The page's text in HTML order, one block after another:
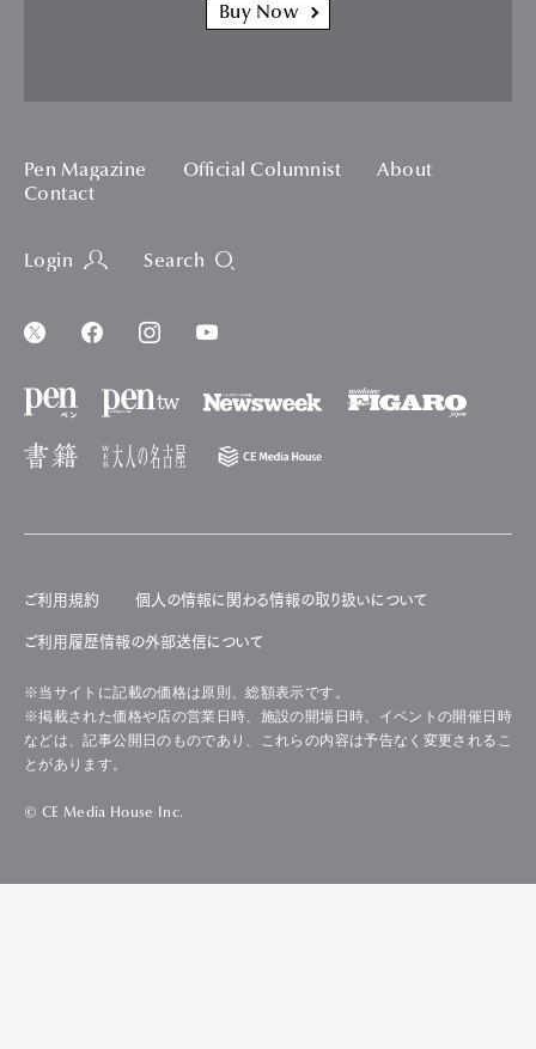
Buy Now
Pen Magazine Official Columnist
About
Contact
Login Search
ご利用規約 個人の情報に関わる情報の取り扱いについて
ご利用履歴情報の外部送信について
※当サイトに記載の価格は原則、総額表示です。
※掲載された価格や店の営業日時、施設の開場日時、イベントの開催日時
などは、記事公開日のものであり、これらの内容は予告なく変更されるこ
とがあります。
© CE Media House Inc.